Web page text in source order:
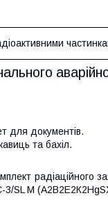
для документів.
та бахіл.
радіаційного
3/SL M